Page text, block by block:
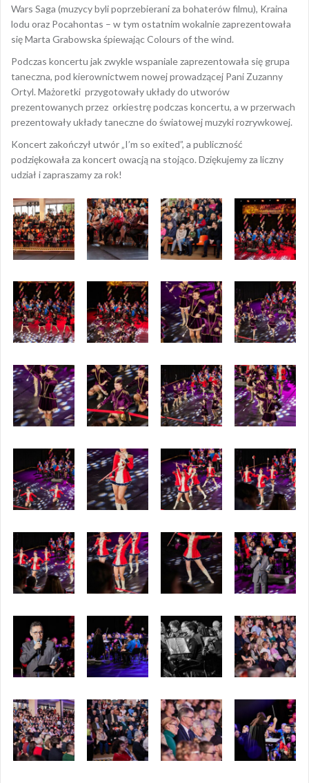
Wars Saga (muzycy byli poprzebierani za bohaterów filmu), Kraina
lodu oraz Pocahontas – w tym ostatnim wokalnie zaprezentowała
się Marta Grabowska śpiewając Colours of the wind.
Podczas koncertu jak zwykle wspaniale zaprezentowała się grupa
taneczna, pod kierownictwem nowej prowadzącej Pani Zuzanny
Ortyl. Mażoretki przygotowały układy do utworów
prezentowanych przez orkiestrę podczas koncertu, a w przerwach
prezentowały układy taneczne do światowej muzyki rozrywkowej.
Koncert zakończył utwór „I’m so exited”, a publiczność
podziękowała za koncert owacją na stojąco. Dziękujemy za liczny
udział i zapraszamy za rok!